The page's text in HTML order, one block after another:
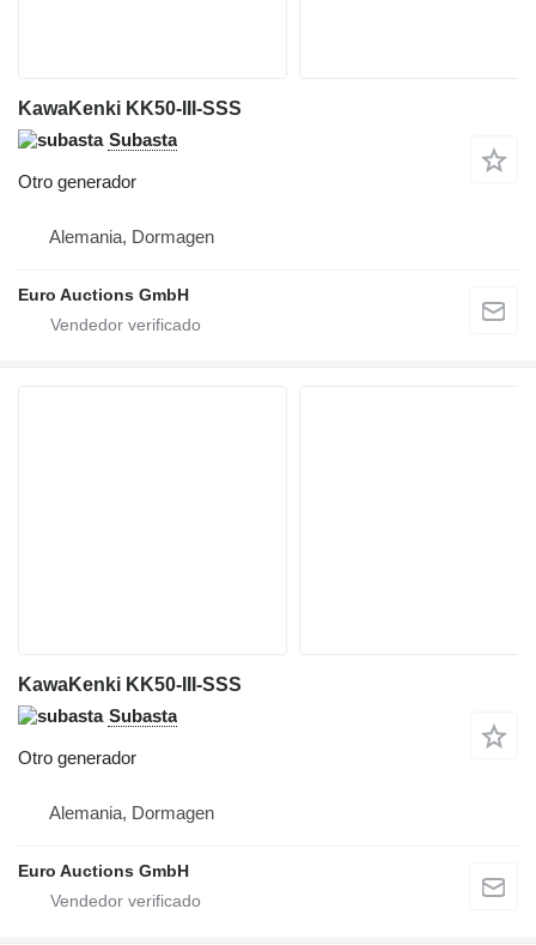
KawaKenki KK50-III-SSS
Subasta
Otro generador
Alemania, Dormagen
Euro Auctions GmbH
KawaKenki KK50-III-SSS
Subasta
Otro generador
Alemania, Dormagen
Euro Auctions GmbH